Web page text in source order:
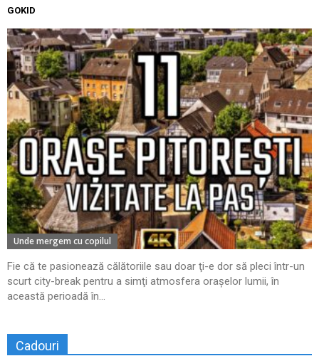
GOKID
Unde mergem cu copilul
Fie că te pasionează călătoriile sau doar ţi-e dor să pleci într-un
scurt city-break pentru a simţi atmosfera oraşelor lumii, în
această perioadă în...
Cadouri